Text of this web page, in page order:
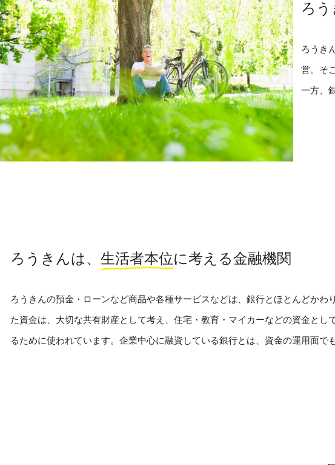
ろう
ろうき
営。そ
一方、
ろうきんは、 生活者本位に考える金融機関
ろうきんの預金・ローンなど商品や各種サービスなどは、銀行とほとんどかわ
た資金は、大切な共有財産として考え、住宅・教育・マイカーなどの資金とし
るために使われています。企業中心に融資している銀行とは、資金の運用面で